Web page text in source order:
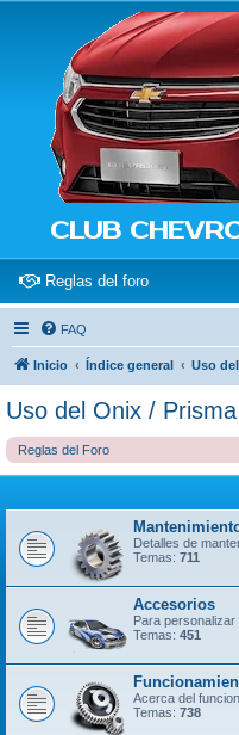
CLUB
Reglas del foro(Opens a
FAQ
Inicio Índice general Uso
Uso del Onix / Prisma
Reglas del Foro
Detalles de
Temas: 711
Accesorios
Para
Temas: 451
Acerca del
Temas: 738